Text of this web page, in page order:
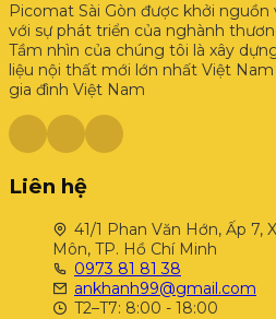
Picomat Sài Gòn được khởi
với sự phát triển của nghành
Tầm nhìn của chúng tôi là xây
liệu nội thất mới lớn nhất Việt
gia đình Việt Nam
Liên hệ
41/1 Phan Văn Hớn, Ấp 7,
Môn, TP. Hồ Chí Minh
0973 81 81 38
ankhanh99@gmail.com
T2–T7: 8:00 - 18:00